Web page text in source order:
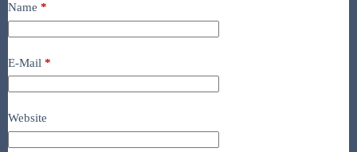
Name *
E-Mail *
Website